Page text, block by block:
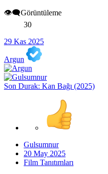
👁️‍🗨️Görüntüleme
30
29 Kas 2025
Argun
Son Durak: Kan Bağı (2025)
Gulsumnur
20 May 2025
Film Tanıtımları